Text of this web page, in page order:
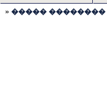
» ����� ��������